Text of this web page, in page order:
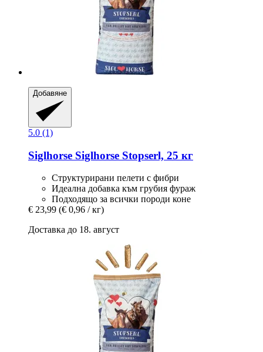
Добавяне
5.0 (1)
Siglhorse Siglhorse Stopserl, 25 кг
Структурирани пелети с фибри
Идеална добавка към грубия фураж
Подходящо за всички породи коне
€ 23,99 (€ 0,96 / кг)
Доставка до 18. август